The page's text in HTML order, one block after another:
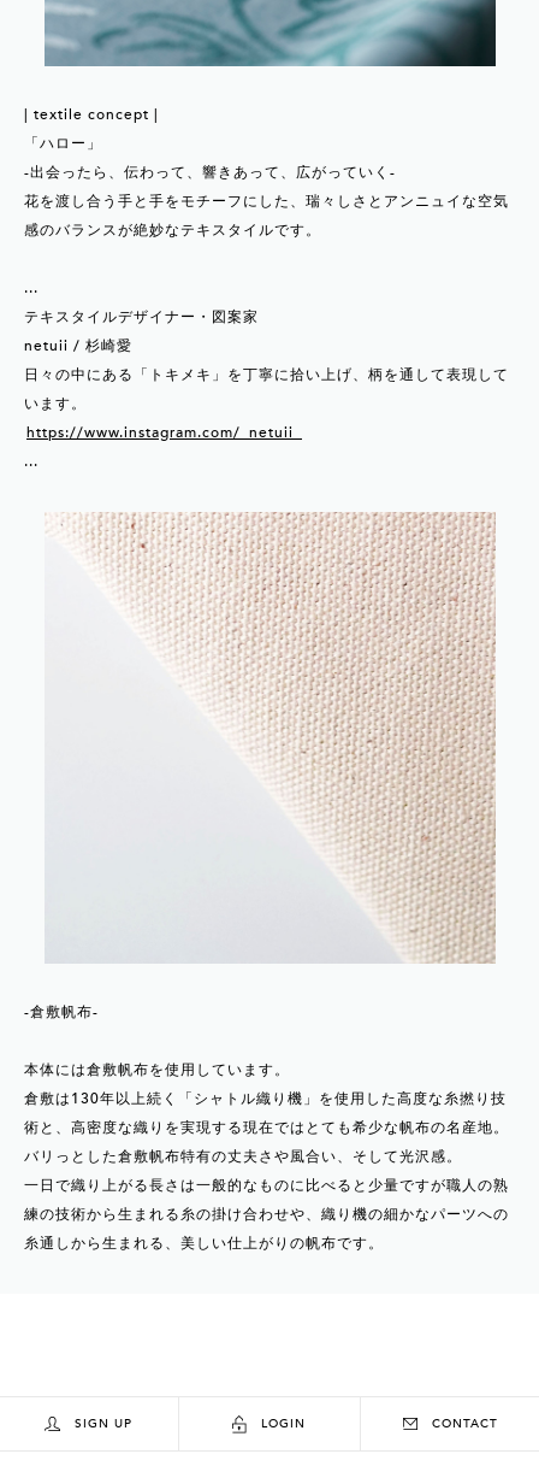
| textile concept |
「ハロー」
-出会ったら、伝わって、響きあって、広がっていく-
花を渡し合う手と手をモチーフにした、瑞々しさとアンニュイな空気
感のバランスが絶妙なテキスタイルです。
...
テキスタイルデザイナー・図案家
netuii / 杉崎愛
日々の中にある「トキメキ」を丁寧に拾い上げ、柄を通して表現して
います。
https://www.instagram.com/_netuii_
...
-倉敷帆布-
本体には倉敷帆布を使用しています。
倉敷は130年以上続く「シャトル織り機」を使用した高度な糸撚り技
術と、高密度な織りを実現する現在ではとても希少な帆布の名産地。
バリっとした倉敷帆布特有の丈夫さや風合い、そして光沢感。
一日で織り上がる長さは一般的なものに比べると少量ですが職人の熟
練の技術から生まれる糸の掛け合わせや、織り機の細かなパーツへの
糸通しから生まれる、美しい仕上がりの帆布です。
SIGN UP LOGIN CONTACT